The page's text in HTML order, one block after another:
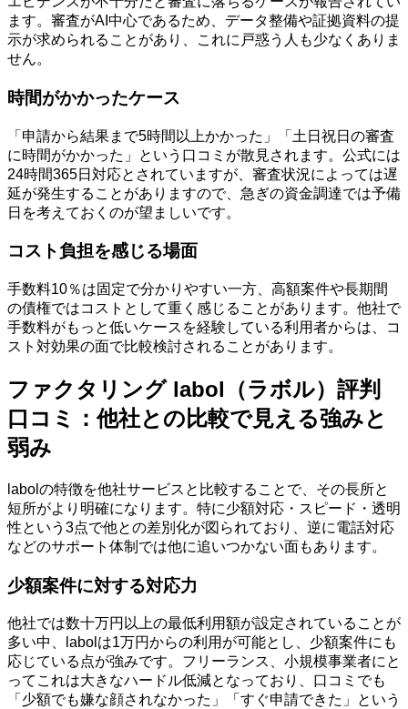
ます。審査がAI中心であるため、データ整備や証拠資料の提
示が求められることがあり、これに戸惑う人も少なくありま
せん。
時間がかかったケース
「申請から結果まで5時間以上かかった」「土日祝日の審査
に時間がかかった」という口コミが散見されます。公式には
24時間365日対応とされていますが、審査状況によっては遅
延が発生することがありますので、急ぎの資金調達では予備
日を考えておくのが望ましいです。
コスト負担を感じる場面
手数料10％は固定で分かりやすい一方、高額案件や長期間
の債権ではコストとして重く感じることがあります。他社で
手数料がもっと低いケースを経験している利用者からは、コ
スト対効果の面で比較検討されることがあります。
ファクタリング labol（ラボル）評判
口コミ：他社との比較で見える強みと
弱み
labolの特徴を他社サービスと比較することで、その長所と
短所がより明確になります。特に少額対応・スピード・透明
性という3点で他との差別化が図られており、逆に電話対応
などのサポート体制では他に追いつかない面もあります。
少額案件に対する対応力
他社では数十万円以上の最低利用額が設定されていることが
多い中、labolは1万円からの利用が可能とし、少額案件にも
応じている点が強みです。フリーランス、小規模事業者にと
ってこれは大きなハードル低減となっており、口コミでも
「少額でも嫌な顔されなかった」「すぐ申請できた」という